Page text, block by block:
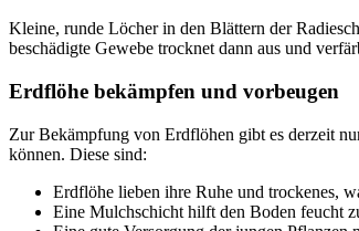
Kleine, runde Löcher in den Blättern der
beschädigte Gewebe trocknet dann aus und
Erdflöhe bekämpfen und vorbeugen
Zur Bekämpfung von Erdflöhen gibt es derzeit
können. Diese sind:
Erdflöhe lieben ihre Ruhe und trockenes,
Eine Mulchschicht hilft den Boden feucht